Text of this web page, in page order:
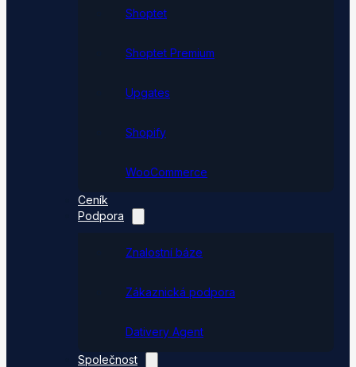
Shoptet
Shoptet Premium
Upgates
Shopify
WooCommerce
Ceník
Podpora
Znalostní báze
Zákaznická podpora
Dativery Agent
Společnost